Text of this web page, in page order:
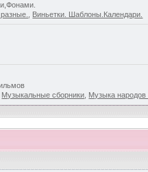
Виньетки. Шаблоны.Календари.
Музыкальные сборники Музыка народов